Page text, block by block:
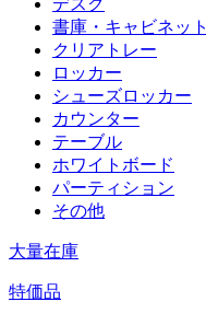
書庫・キャビネット
クリアトレー
ロッカー
シューズロッカー
カウンター
テーブル
ホワイトボード
パーティション
その他
大量在庫
特価品